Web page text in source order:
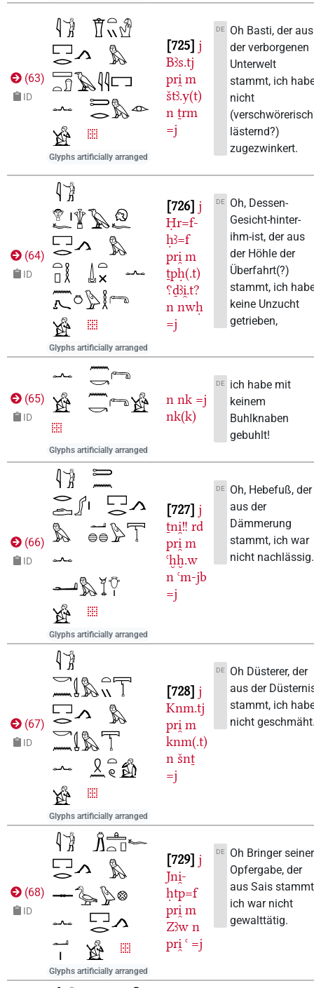
(63)
ID
Glyphs artificially arranged
725 j
Bꜣs.tj
pri̯ m
štꜣ.y(t)
n ṯrm
=j
DE
Oh Basti, der aus
der verborgenen
Unterwelt
stammt, ich
nicht
lästernd?)
zugezwinkert.
(64)
ID
Glyphs artificially arranged
726 j
Ḥr=f-
ḥꜣ=f
pri̯ m
ṯpḥ(.t)
⸮ḏꜣi̯.t?
n nwḥ
=j
DE
Oh, Dessen-
Gesicht-hinter-
ihm-ist, der aus
der Höhle der
Überfahrt(?)
stammt, ich
keine Unzucht
getrieben,
(65)
ID
Glyphs artificially arranged
n nk =j
nk(k)
DE
ich habe mit
keinem
Buhlknaben
gebuhlt!
(66)
ID
Glyphs artificially arranged
727 j
ṯni̯!! rd
pri̯ m
ꜥḫḫ.w
n ꜥm-jb
=j
DE
Oh, Hebefuß, der
aus der
Dämmerung
stammt, ich war
nicht nachlässig.
(67)
ID
Glyphs artificially arranged
728 j
Knm.tj
pri̯ m
knm(.t)
n šnṯ
=j
DE
Oh Düsterer, der
aus der
stammt, ich
nicht
(68)
ID
Glyphs artificially arranged
729 j
Jni̯-
ḥtp=f
pri̯ m
Zꜣw n
pri̯ ꜥ =j
DE
Oh Bringer seiner
Opfergabe, der
aus Sais
ich war nicht
gewalttätig.